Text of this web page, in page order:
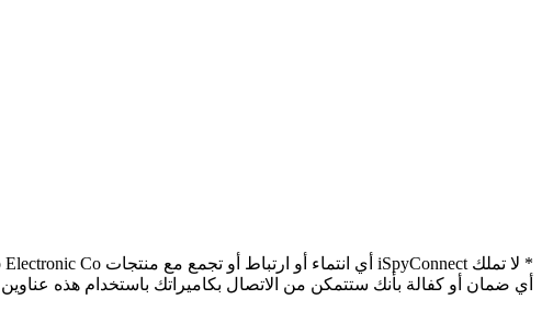
أي ضمان أو كفالة بأنك ستتمكن من الاتصال بكاميراتك باستخدام هذه عناوين URL.